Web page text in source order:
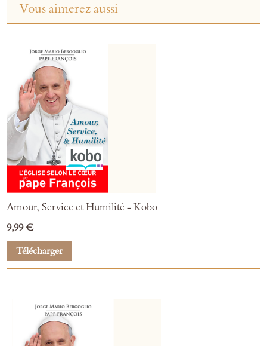
Vous aimerez aussi
Amour, Service et Humilité - Kobo
9,99 €
Télécharger